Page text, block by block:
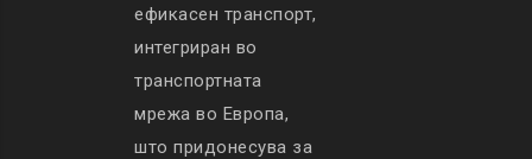
ефикасен транспорт,
интегриран во
транспортната
мрежа во Европа,
што придонесува за